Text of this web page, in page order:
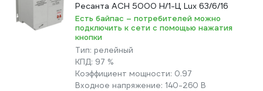
Ресанта АСН 5000 Н/1-Ц Lux 63/6/16
Есть байпас – потребителей можно
подключить к сети с помощью нажатия
кнопки
Тип: релейный
КПД: 97 %
Коэффициент мощности: 0.97
Входное напряжение: 140-260 В